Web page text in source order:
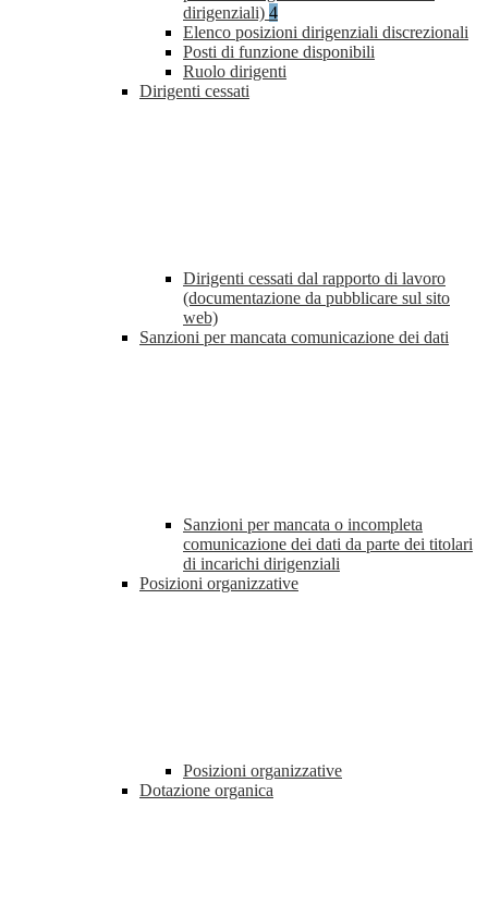
dirigenziali) 4
Elenco posizioni dirigenziali discrezionali
Posti di funzione disponibili
Ruolo dirigenti
Dirigenti cessati
Dirigenti cessati dal rapporto di lavoro
(documentazione da pubblicare sul sito
web)
Sanzioni per mancata comunicazione dei dati
Sanzioni per mancata o incompleta
comunicazione dei dati da parte dei titolari
di incarichi dirigenziali
Posizioni organizzative
Posizioni organizzative
Dotazione organica